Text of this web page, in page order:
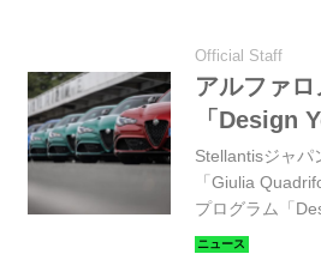
Official Staff
アルファ
「Design
Stellantisジャパ
「Giulia
プログラム「
年11月7日（木